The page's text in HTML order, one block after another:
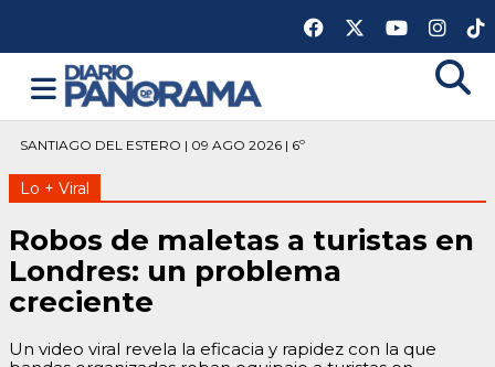
SANTIAGO DEL ESTERO | 09 AGO 2026 | 6º
Lo + Viral
Robos de maletas a turistas en
Londres: un problema
creciente
Un video viral revela la eficacia y rapidez con la que